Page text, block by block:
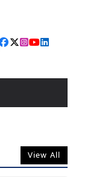
View All